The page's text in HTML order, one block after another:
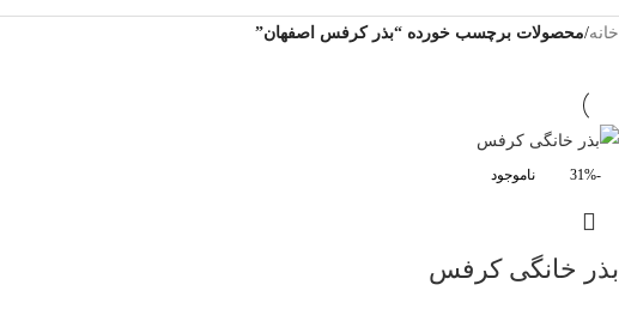
خانه/محصولات برچسب خورده “بذر کرفس اصفهان”
-31% ناموجود
بذر خانگی کرفس